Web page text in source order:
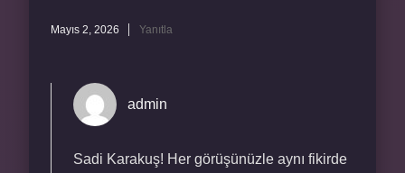
Mayıs 2, 2026 Yanıtla
admin
Sadi Karakuş! Her görüşünüzle aynı fikirde